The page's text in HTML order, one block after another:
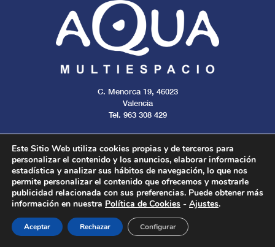
C. Menorca 19, 46023
Valencia
Tel. 963 308 429
Todos los derechos reservados. 2024.
Aviso legal Cookies Privacidad
Este Sitio Web utiliza cookies propias y de terceros para
personalizar el contenido y los anuncios, elaborar información
estadística y analizar sus hábitos de navegación, lo que nos
permite personalizar el contenido que ofrecemos y mostrarle
publicidad relacionada con sus preferencias. Puede obtener más
información en nuestra Política de Cookies - Ajustes.
Aceptar Rechazar Configurar